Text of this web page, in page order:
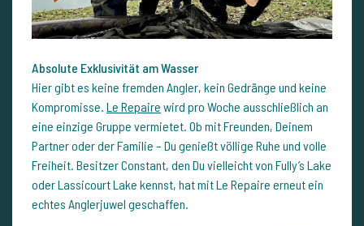
Absolute Exklusivität am Wasser
Hier gibt es keine fremden Angler, kein Gedränge und keine
Kompromisse. Le Repaire wird pro Woche ausschließlich an
eine einzige Gruppe vermietet. Ob mit Freunden, Deinem
Partner oder der Familie – Du genießt völlige Ruhe und volle
Freiheit. Besitzer Constant, den Du vielleicht von Fully’s Lake
oder Lassicourt Lake kennst, hat mit Le Repaire erneut ein
echtes Anglerjuwel geschaffen.